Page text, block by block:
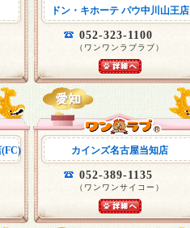
ドン・キホーテ パウ中川山王店
052-323-1100
（ワンワンラブラブ）
カインズ名古屋当知店
052-389-1135
（ワンワンサイコー）